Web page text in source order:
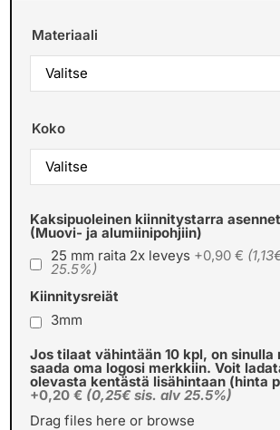
Materiaali
Koko
Kaksipuoleinen kiinnitystarra
(Muovi- ja alumiinipohjiin)
25 mm raita 2x leveys +0,90 €
25.5%)
Kiinnitysreiät
3mm
Jos tilaat vähintään 10 kpl, on sinulla
saada oma logosi merkkiin. Voit
olevasta kentästä lisähintaan (hinta
+0,20 € (0,25€ sis. alv 25.5%)
Drag files here or browse